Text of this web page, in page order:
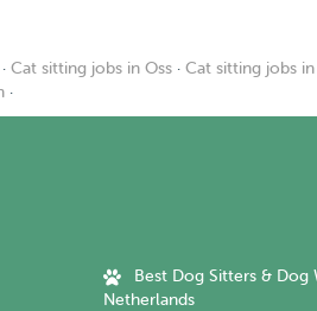
· Cat sitting jobs in Oss · Cat sitting jobs
·
Best Dog Sitters & Dog
Netherlands